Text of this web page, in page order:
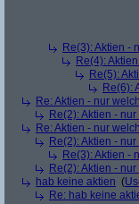
Re(3): Aktien -
Re(4):
Re(5):
Re(6):
Re: Aktien - nur
Re(2): Aktien -
Re: Aktien - nur
Re(2): Aktien -
Re(3): Aktien -
Re(2): Aktien -
hab keine aktien (
Re: hab keine